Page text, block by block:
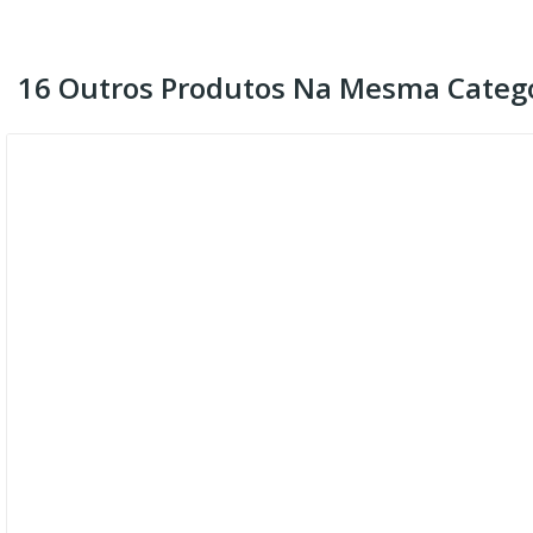
16 Outros Produtos Na Mesma